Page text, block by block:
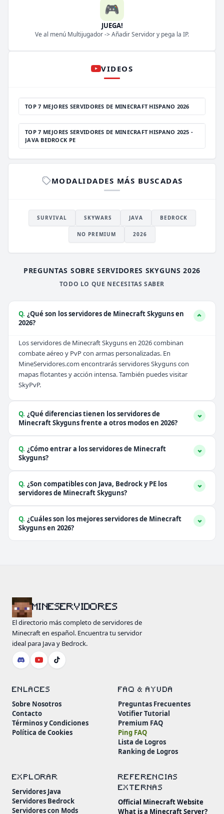
🎮
JUEGA!
Ve al menú Multijugador -> Añadir Servidor y pega la IP.
VIDEOS
TOP 7 MEJORES SERVIDORES DE MINECRAFT HISPANO 2026
TOP 7 MEJORES SERVIDORES DE MINECRAFT HISPANO 2025 -
JAVA BEDROCK PE
MODALIDADES MÁS BUSCADAS
SURVIVAL SKYWARS JAVA BEDROCK
NO PREMIUM 2026
PREGUNTAS SOBRE SERVIDORES SKYGUNS 2026
TODO LO QUE NECESITAS SABER
Q. ¿Qué son los servidores de Minecraft Skyguns en
2026?
Los servidores de Minecraft Skyguns en 2026 combinan
combate aéreo y PvP con armas personalizadas. En
MineServidores.com encontrarás servidores Skyguns con
mapas flotantes y acción intensa. También puedes visitar
SkyPvP.
Q. ¿Qué diferencias tienen los servidores de
Minecraft Skyguns frente a otros modos en 2026?
Q. ¿Cómo entrar a los servidores de Minecraft
Skyguns?
Q. ¿Son compatibles con Java, Bedrock y PE los
servidores de Minecraft Skyguns?
Q. ¿Cuáles son los mejores servidores de Minecraft
Skyguns en 2026?
MINESERVIDORES
El directorio más completo de servidores de
Minecraft en español. Encuentra tu servidor
ideal para Java y Bedrock.
ENLACES
Sobre Nosotros
Contacto
Términos y Condiciones
Política de Cookies
FAQ & AYUDA
Preguntas Frecuentes
Votifier Tutorial
Premium FAQ
Ping FAQ
Lista de Logros
Ranking de Logros
EXPLORAR
Servidores Java
Servidores Bedrock
Servidores con Mods
REFERENCIAS
EXTERNAS
Official Minecraft Website
What is a Minecraft Server?